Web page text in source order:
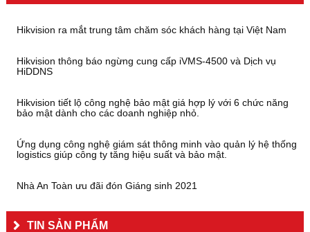
Hikvision ra mắt trung tâm chăm sóc khách hàng tại Việt Nam
Hikvision thông báo ngừng cung cấp iVMS-4500 và Dịch vụ
HiDDNS
Hikvision tiết lộ công nghệ bảo mật giá hợp lý với 6 chức năng
bảo mật dành cho các doanh nghiệp nhỏ.
Ứng dụng công nghệ giám sát thông minh vào quản lý hệ thống
logistics giúp công ty tăng hiệu suất và bảo mật.
Nhà An Toàn ưu đãi đón Giáng sinh 2021
TIN SẢN PHẨM